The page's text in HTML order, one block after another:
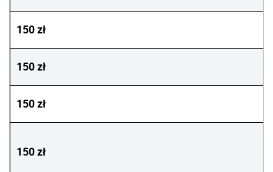
150 zł
150 zł
150 zł
150 zł